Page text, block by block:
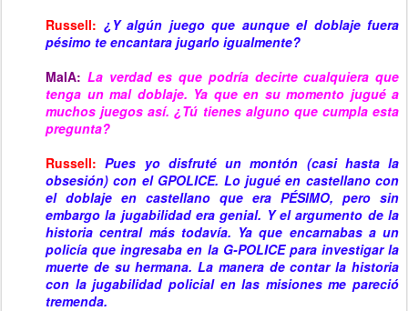
Russell: ¿Y algún juego que aunque el doblaje fuera
pésimo te encantara jugarlo igualmente?
MaIA: La verdad es que podría decirte cualquiera que
tenga un mal doblaje. Ya que en su momento jugué a
muchos juegos así. ¿Tú tienes alguno que cumpla esta
pregunta?
Russell: Pues yo disfruté un montón (casi hasta la
obsesión) con el GPOLICE. Lo jugué en castellano con
el doblaje en castellano que era PÉSIMO, pero sin
embargo la jugabilidad era genial. Y el argumento de la
historia central más todavía. Ya que encarnabas a un
policía que ingresaba en la G-POLICE para investigar la
muerte de su hermana. La manera de contar la historia
con la jugabilidad policial en las misiones me pareció
tremenda.